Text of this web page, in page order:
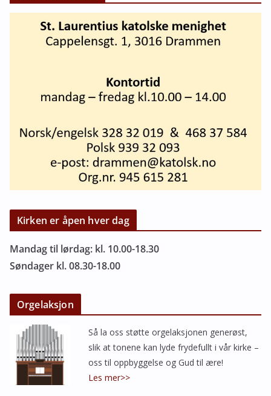
Kirken er åpen hver dag
Mandag til lørdag: kl. 10.00-18.30
Søndager kl. 08.30-18.00
Orgelaksjon
Så la oss støtte orgelaksjonen generøst,
slik at tonene kan lyde frydefullt i vår kirke –
oss til oppbyggelse og Gud til ære!
Les mer>>